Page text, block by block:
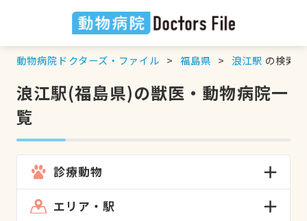
動物病院ドクターズ・ファイル 福島県 浪江駅 の検索
浪江駅(福島県)の獣医・動物病院一
覧
診療動物
エリア・駅